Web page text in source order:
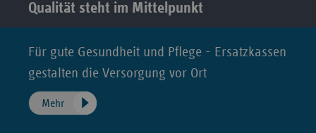
Qualität steht im Mittelpunkt
Für gute Gesundheit und Pflege - Ersatzkassen
gestalten die Versorgung vor Ort
Mehr